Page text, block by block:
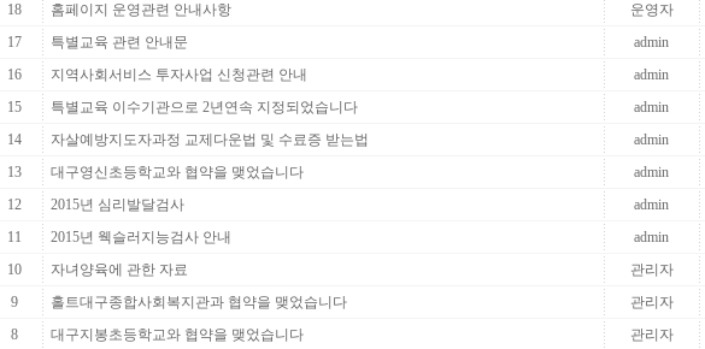
18
홈페이지 운영관련 안내사항 운영자
17
특별교육 관련 안내문 admin
16
지역사회서비스 투자사업 신청관련 안내 admin
15
특별교육 이수기관으로 2년연속 지정되었습니다 admin
14
자살예방지도자과정 교제다운법 및 수료증 받는법 admin
13
대구영신초등학교와 협약을 맺었습니다 admin
12
2015년 심리발달검사 admin
11
2015년 웩슬러지능검사 안내 admin
10
자녀양육에 관한 자료 관리자
9
홀트대구종합사회복지관과 협약을 맺었습니다 관리자
8
대구지봉초등학교와 협약을 맺었습니다 관리자